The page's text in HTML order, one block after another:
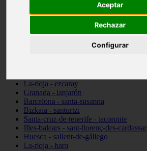
Aceptar
Rechazar
Configurar
Las-palmas - yaiza
Valladolid - fuensaldaña
La-rioja - ezcaray
Granada - lanjarón
Barcelona - santa-susanna
Bizkaia - santurtzi
Santa-cruz-de-tenerife - tacoronte
Illes-balears - sant-llorenç-des-cardassar
Huesca - sallent-de-gállego
La-rioja - haro